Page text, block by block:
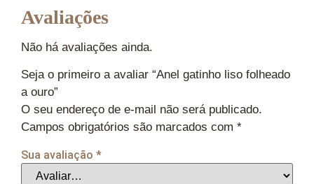
Avaliações
Não há avaliações ainda.
Seja o primeiro a avaliar “Anel gatinho liso folheado
a ouro”
O seu endereço de e-mail não será publicado.
Campos obrigatórios são marcados com *
Sua avaliação *